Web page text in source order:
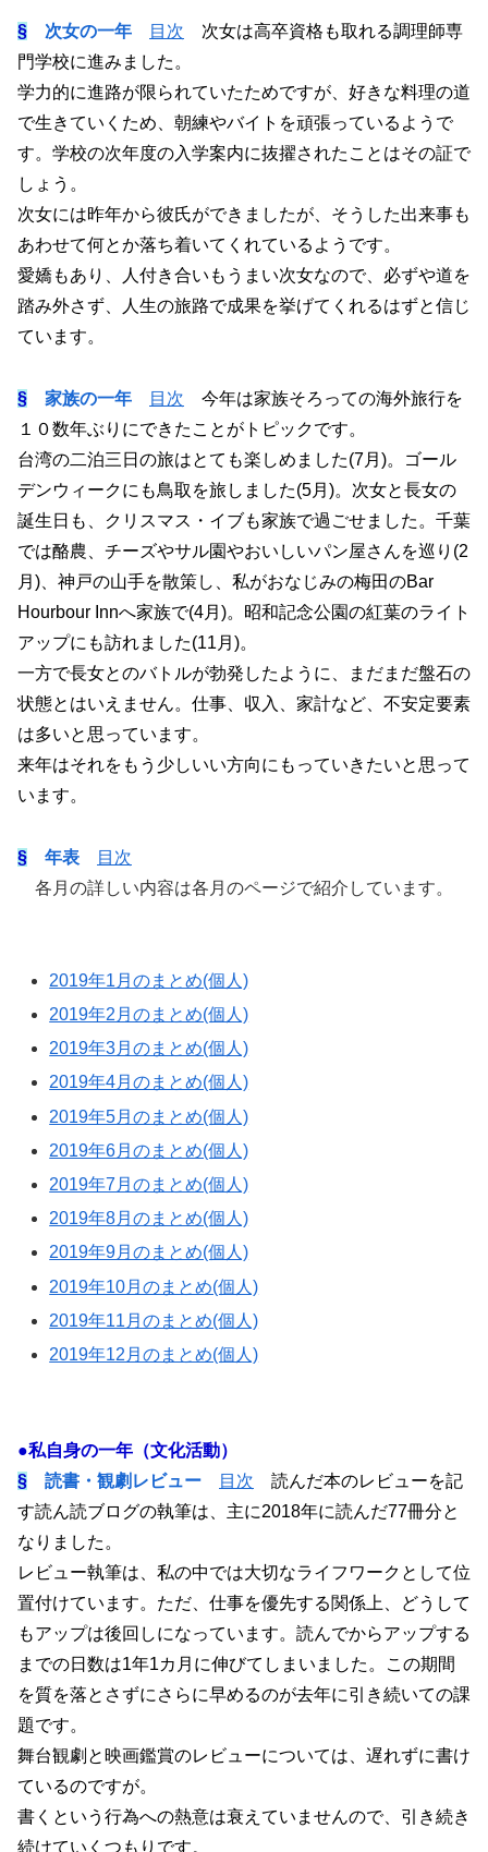
§ 次女の一年 目次 次女は高卒資格も取れる調理師専
門学校に進みました。
学力的に進路が限られていたためですが、好きな料理の道
で生きていくため、朝練やバイトを頑張っているようで
す。学校の次年度の入学案内に抜擢されたことはその証で
しょう。
次女には昨年から彼氏ができましたが、そうした出来事も
あわせて何とか落ち着いてくれているようです。
愛嬌もあり、人付き合いもうまい次女なので、必ずや道を
踏み外さず、人生の旅路で成果を挙げてくれるはずと信じ
ています。
§ 家族の一年 目次 今年は家族そろっての海外旅行を
１０数年ぶりにできたことがトピックです。
台湾の二泊三日の旅はとても楽しめました(7月)。ゴール
デンウィークにも鳥取を旅しました(5月)。次女と長女の
誕生日も、クリスマス・イブも家族で過ごせました。千葉
では酪農、チーズやサル園やおいしいパン屋さんを巡り(2
月)、神戸の山手を散策し、私がおなじみの梅田のBar
Hourbour Innへ家族で(4月)。昭和記念公園の紅葉のライト
アップにも訪れました(11月)。
一方で長女とのバトルが勃発したように、まだまだ盤石の
状態とはいえません。仕事、収入、家計など、不安定要素
は多いと思っています。
来年はそれをもう少しいい方向にもっていきたいと思って
います。
§ 年表
目次
各月の詳しい内容は各月のページで紹介しています。
2019年1月のまとめ(個人)
2019年2月のまとめ(個人)
2019年3月のまとめ(個人)
2019年4月のまとめ(個人)
2019年5月のまとめ(個人)
2019年6月のまとめ(個人)
2019年7月のまとめ(個人)
2019年8月のまとめ(個人)
2019年9月のまとめ(個人)
2019年10月のまとめ(個人)
2019年11月のまとめ(個人)
2019年12月のまとめ(個人)
●私自身の一年（文化活動）
§
読書・観劇レビュー 目次 読んだ本のレビューを記
す読ん読ブログの執筆は、主に2018年に読んだ77冊分と
なりました。
レビュー執筆は、私の中では大切なライフワークとして位
置付けています。ただ、仕事を優先する関係上、どうして
もアップは後回しになっています。読んでからアップする
までの日数は1年1カ月に伸びてしまいました。この期間
を質を落とさずにさらに早めるのが去年に引き続いての課
題です。
舞台観劇と映画鑑賞のレビューについては、遅れずに書け
ているのですが。
書くという行為への熱意は衰えていませんので、引き続き
続けていくつもりです。